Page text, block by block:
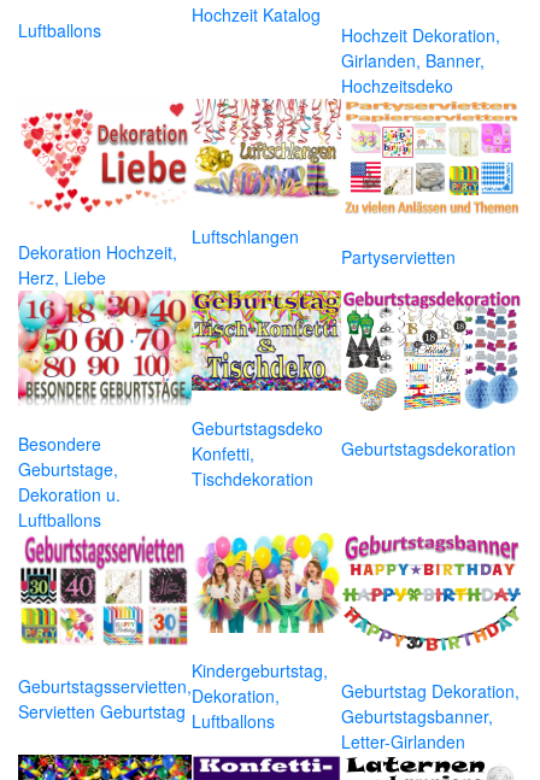
Luftballons
Hochzeit Katalog
Hochzeit Dekoration,
Girlanden, Banner,
Hochzeitsdeko
Dekoration Hochzeit,
Herz, Liebe
Luftschlangen
Partyservietten
Besondere
Geburtstage,
Dekoration u.
Luftballons
Geburtstagsdeko
Konfetti,
Tischdekoration
Geburtstagsdekoration
Geburtstagsservietten,
Servietten Geburtstag
Kindergeburtstag,
Dekoration,
Luftballons
Geburtstag Dekoration,
Geburtstagsbanner,
Letter-Girlanden